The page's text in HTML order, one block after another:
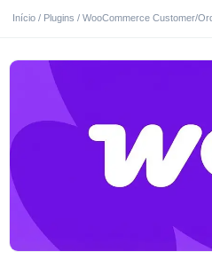
Início / Plugins / WooCommerce Customer/